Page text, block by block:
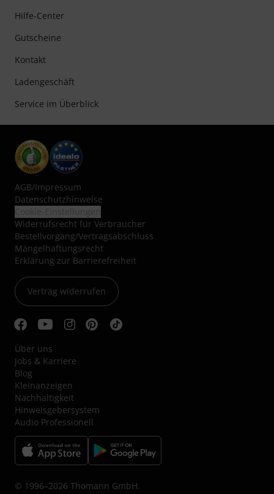
Hilfe-Center
Gutscheine
Kontakt
Ladengeschäft
Service im Überblick
AGB/Impressum
Datenschutzhinweise
Widerrufsrecht für Verbraucher
Bestellvorgang/Vertragsabschluss
Mängelhaftungsrecht
Erklärung zur Barrierefreiheit
Vertrag widerrufen
Über uns
Jobs & Karriere
Blog
Kleinanzeigen
Nachhaltigkeit
Hinweisgebersystem
Audio Professionell
© 1996–2026 Thomann GmbH.